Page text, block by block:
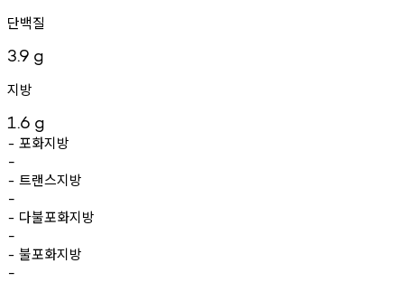
단백질
3.9 g
지방
1.6 g
- 포화지방
-
- 트랜스지방
-
- 다불포화지방
-
- 불포화지방
-